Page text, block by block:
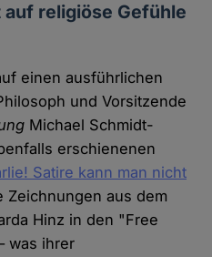
religiöse Gefühle
einen ausführlichen
und Vorsitzende
Michael Schmidt-
erschienenen
Satire kann man nicht
Zeichnungen aus dem
Hinz in den "Free
was ihrer